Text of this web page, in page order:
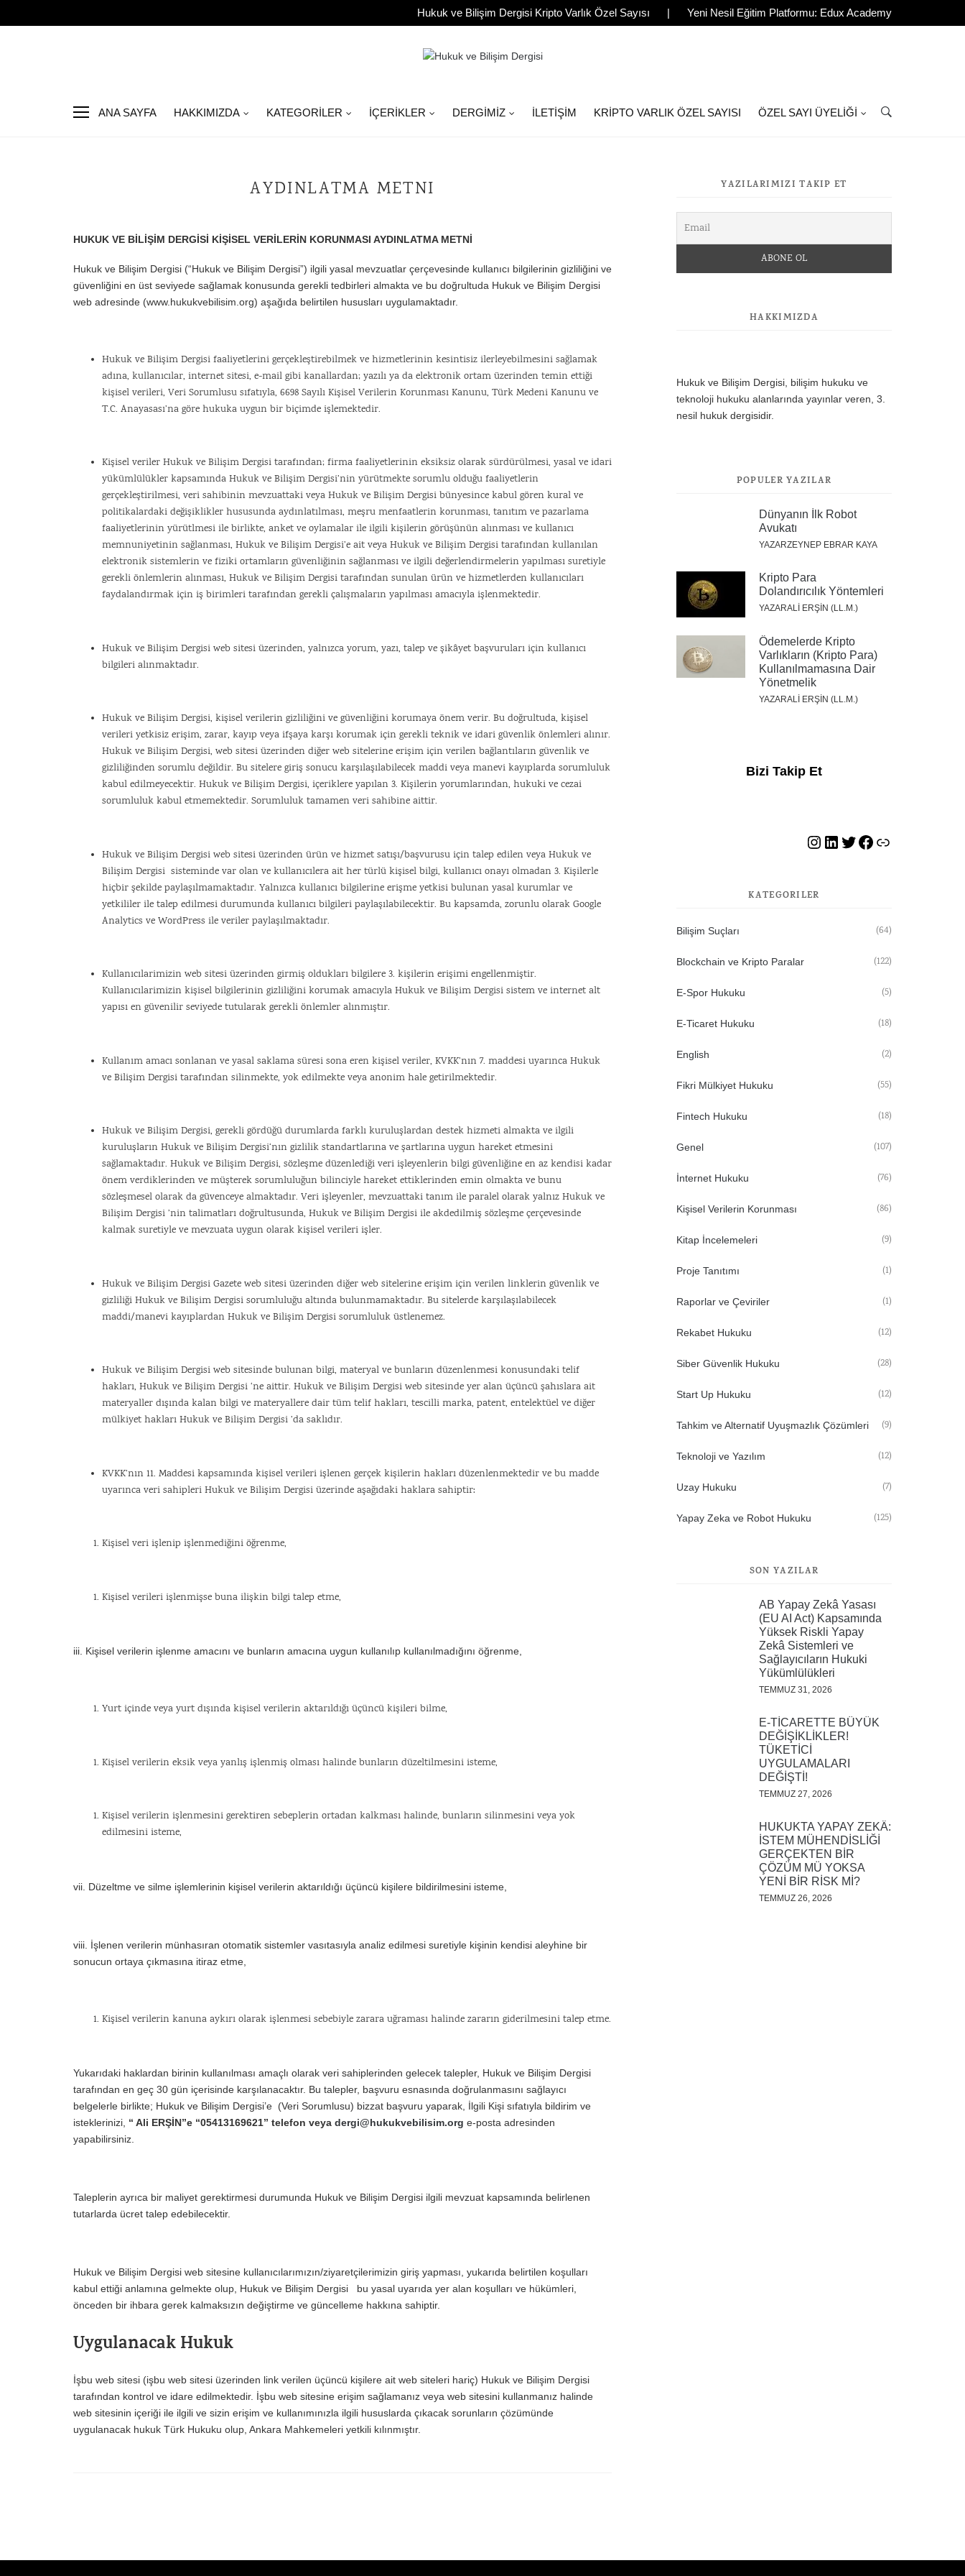
Hukuk ve Bilişim Dergisi Kripto Varlık Özel Sayısı | Yeni Nesil Eğitim Platformu: Edux Academy
ANA SAYFA HAKKIMIZDA KATEGORILER İÇERIKLER DERGIMIZ İLETIŞIM KRIPTO VARLIK ÖZEL SAYISI ÖZEL SAYI ÜYELIĞI
AYDINLATMA METNİ
HUKUK VE BİLİŞİM DERGİSİ KİŞİSEL VERİLERİN KORUNMASI AYDINLATMA METNİ
Hukuk ve Bilişim Dergisi (“Hukuk ve Bilişim Dergisi”) ilgili yasal mevzuatlar çerçevesinde kullanıcı bilgilerinin gizliliğini ve
güvenliğini en üst seviyede sağlamak konusunda gerekli tedbirleri almakta ve bu doğrultuda Hukuk ve Bilişim Dergisi
web adresinde (www.hukukvebilisim.org) aşağıda belirtilen hususları uygulamaktadır.
Hukuk ve Bilişim Dergisi faaliyetlerini gerçekleştirebilmek ve hizmetlerinin kesintisiz ilerleyebilmesini sağlamak
adına, kullanıcılar, internet sitesi, e-mail gibi kanallardan; yazılı ya da elektronik ortam üzerinden temin ettiği
kişisel verileri, Veri Sorumlusu sıfatıyla, 6698 Sayılı Kişisel Verilerin Korunması Kanunu, Türk Medeni Kanunu ve
T.C. Anayasası’na göre hukuka uygun bir biçimde işlemektedir.
Kişisel veriler Hukuk ve Bilişim Dergisi tarafından; firma faaliyetlerinin eksiksiz olarak sürdürülmesi, yasal ve idari
yükümlülükler kapsamında Hukuk ve Bilişim Dergisi’nin yürütmekte sorumlu olduğu faaliyetlerin
gerçekleştirilmesi, veri sahibinin mevzuattaki veya Hukuk ve Bilişim Dergisi bünyesince kabul gören kural ve
politikalardaki değişiklikler hususunda aydınlatılması, meşru menfaatlerin korunması, tanıtım ve pazarlama
faaliyetlerinin yürütlmesi ile birlikte, anket ve oylamalar ile ilgili kişilerin görüşünün alınması ve kullanıcı
memnuniyetinin sağlanması, Hukuk ve Bilişim Dergisi’e ait veya Hukuk ve Bilişim Dergisi tarafından kullanılan
elektronik sistemlerin ve fiziki ortamların güvenliğinin sağlanması ve ilgili değerlendirmelerin yapılması suretiyle
gerekli önlemlerin alınması, Hukuk ve Bilişim Dergisi tarafından sunulan ürün ve hizmetlerden kullanıcıları
faydalandırmak için iş birimleri tarafından gerekli çalışmaların yapılması amacıyla işlenmektedir.
Hukuk ve Bilişim Dergisi web sitesi üzerinden, yalnızca yorum, yazı, talep ve şikâyet başvuruları için kullanıcı
bilgileri alınmaktadır.
Hukuk ve Bilişim Dergisi, kişisel verilerin gizliliğini ve güvenliğini korumaya önem verir. Bu doğrultuda, kişisel
verileri yetkisiz erişim, zarar, kayıp veya ifşaya karşı korumak için gerekli teknik ve idari güvenlik önlemleri alınır.
Hukuk ve Bilişim Dergisi, web sitesi üzerinden diğer web sitelerine erişim için verilen bağlantıların güvenlik ve
gizliliğinden sorumlu değildir. Bu sitelere giriş sonucu karşılaşılabilecek maddi veya manevi kayıplarda sorumluluk
kabul edilmeyecektir. Hukuk ve Bilişim Dergisi, içeriklere yapılan 3. Kişilerin yorumlarından, hukuki ve cezai
sorumluluk kabul etmemektedir. Sorumluluk tamamen veri sahibine aittir.
Hukuk ve Bilişim Dergisi web sitesi üzerinden ürün ve hizmet satışı/başvurusu için talep edilen veya Hukuk ve
Bilişim Dergisi sisteminde var olan ve kullanıcılera ait her türlü kişisel bilgi, kullanıcı onayı olmadan 3. Kişilerle
hiçbir şekilde paylaşılmamaktadır. Yalnızca kullanıcı bilgilerine erişme yetkisi bulunan yasal kurumlar ve
yetkililer ile talep edilmesi durumunda kullanıcı bilgileri paylaşılabilecektir. Bu kapsamda, zorunlu olarak Google
Analytics ve WordPress ile veriler paylaşılmaktadır.
Kullanıcılarimizin web sitesi üzerinden girmiş oldukları bilgilere 3. kişilerin erişimi engellenmiştir.
Kullanıcılarimizin kişisel bilgilerinin gizliliğini korumak amacıyla Hukuk ve Bilişim Dergisi sistem ve internet alt
yapısı en güvenilir seviyede tutularak gerekli önlemler alınmıştır.
Kullanım amacı sonlanan ve yasal saklama süresi sona eren kişisel veriler, KVKK’nın 7. maddesi uyarınca Hukuk
ve Bilişim Dergisi tarafından silinmekte, yok edilmekte veya anonim hale getirilmektedir.
Hukuk ve Bilişim Dergisi, gerekli gördüğü durumlarda farklı kuruluşlardan destek hizmeti almakta ve ilgili
kuruluşların Hukuk ve Bilişim Dergisi‘nın gizlilik standartlarına ve şartlarına uygun hareket etmesini
sağlamaktadır. Hukuk ve Bilişim Dergisi, sözleşme düzenlediği veri işleyenlerin bilgi güvenliğine en az kendisi kadar
önem verdiklerinden ve müşterek sorumluluğun bilinciyle hareket ettiklerinden emin olmakta ve bunu
sözleşmesel olarak da güvenceye almaktadır. Veri işleyenler, mevzuattaki tanım ile paralel olarak yalnız Hukuk ve
Bilişim Dergisi ’nin talimatları doğrultusunda, Hukuk ve Bilişim Dergisi ile akdedilmiş sözleşme çerçevesinde
kalmak suretiyle ve mevzuata uygun olarak kişisel verileri işler.
Hukuk ve Bilişim Dergisi Gazete web sitesi üzerinden diğer web sitelerine erişim için verilen linklerin güvenlik ve
gizliliği Hukuk ve Bilişim Dergisi sorumluluğu altında bulunmamaktadır. Bu sitelerde karşılaşılabilecek
maddi/manevi kayıplardan Hukuk ve Bilişim Dergisi sorumluluk üstlenemez.
Hukuk ve Bilişim Dergisi web sitesinde bulunan bilgi, materyal ve bunların düzenlenmesi konusundaki telif
hakları, Hukuk ve Bilişim Dergisi ‘ne aittir. Hukuk ve Bilişim Dergisi web sitesinde yer alan üçüncü şahıslara ait
materyaller dışında kalan bilgi ve materyallere dair tüm telif hakları, tescilli marka, patent, entelektüel ve diğer
mülkiyet hakları Hukuk ve Bilişim Dergisi ’da saklıdır.
KVKK’nın 11. Maddesi kapsamında kişisel verileri işlenen gerçek kişilerin hakları düzenlenmektedir ve bu madde
uyarınca veri sahipleri Hukuk ve Bilişim Dergisi üzerinde aşağıdaki haklara sahiptir:
Kişisel veri işlenip işlenmediğini öğrenme,
Kişisel verileri işlenmişse buna ilişkin bilgi talep etme,
iii. Kişisel verilerin işlenme amacını ve bunların amacına uygun kullanılıp kullanılmadığını öğrenme,
Yurt içinde veya yurt dışında kişisel verilerin aktarıldığı üçüncü kişileri bilme,
Kişisel verilerin eksik veya yanlış işlenmiş olması halinde bunların düzeltilmesini isteme,
Kişisel verilerin işlenmesini gerektiren sebeplerin ortadan kalkması halinde, bunların silinmesini veya yok
edilmesini isteme,
vii. Düzeltme ve silme işlemlerinin kişisel verilerin aktarıldığı üçüncü kişilere bildirilmesini isteme,
viii. İşlenen verilerin münhasıran otomatik sistemler vasıtasıyla analiz edilmesi suretiyle kişinin kendisi aleyhine bir
sonucun ortaya çıkmasına itiraz etme,
Kişisel verilerin kanuna aykırı olarak işlenmesi sebebiyle zarara uğraması halinde zararın giderilmesini talep etme.
Yukarıdaki haklardan birinin kullanılması amaçlı olarak veri sahiplerinden gelecek talepler, Hukuk ve Bilişim Dergisi
tarafından en geç 30 gün içerisinde karşılanacaktır. Bu talepler, başvuru esnasında doğrulanmasını sağlayıcı
belgelerle birlikte; Hukuk ve Bilişim Dergisi’e (Veri Sorumlusu) bizzat başvuru yaparak, İlgili Kişi sıfatıyla bildirim ve
isteklerinizi, “ Ali ERŞİN”e “05413169621” telefon veya dergi@hukukvebilisim.org e-posta adresinden
yapabilirsiniz.
Taleplerin ayrıca bir maliyet gerektirmesi durumunda Hukuk ve Bilişim Dergisi ilgili mevzuat kapsamında belirlenen
tutarlarda ücret talep edebilecektir.
Hukuk ve Bilişim Dergisi web sitesine kullanıcılarımızın/ziyaretçilerimizin giriş yapması, yukarıda belirtilen koşulları
kabul ettiği anlamına gelmekte olup, Hukuk ve Bilişim Dergisi bu yasal uyarıda yer alan koşulları ve hükümleri,
önceden bir ihbara gerek kalmaksızın değiştirme ve güncelleme hakkına sahiptir.
Uygulanacak Hukuk
İşbu web sitesi (işbu web sitesi üzerinden link verilen üçüncü kişilere ait web siteleri hariç) Hukuk ve Bilişim Dergisi
tarafından kontrol ve idare edilmektedir. İşbu web sitesine erişim sağlamanız veya web sitesini kullanmanız halinde
web sitesinin içeriği ile ilgili ve sizin erişim ve kullanımınızla ilgili hususlarda çıkacak sorunların çözümünde
uygulanacak hukuk Türk Hukuku olup, Ankara Mahkemeleri yetkili kılınmıştır.
YAZILARIMIZI TAKIP ET
HAKKIMIZDA
Hukuk ve Bilişim Dergisi, bilişim hukuku ve
teknoloji hukuku alanlarında yayınlar veren, 3.
nesil hukuk dergisidir.
POPÜLER YAZILAR
Dünyanın İlk Robot
Avukatı
YAZARZEYNEP EBRAR KAYA
Kripto Para
Dolandırıcılık Yöntemleri
YAZARALI ERŞİN (LL.M.)
Ödemelerde Kripto
Varlıkların (Kripto Para)
Kullanılmamasına Dair
Yönetmelik
YAZARALI ERŞİN (LL.M.)
Bizi Takip Et
Instagram
LinkedIn
Twitter
Facebook
HvB WhatsApp Grubu
KATEGORILER
Bilişim Suçları (64)
Blockchain ve Kripto Paralar (122)
E-Spor Hukuku (5)
E-Ticaret Hukuku (18)
English (2)
Fikri Mülkiyet Hukuku (55)
Fintech Hukuku (18)
Genel (107)
İnternet Hukuku (76)
Kişisel Verilerin Korunması (86)
Kitap İncelemeleri (9)
Proje Tanıtımı (1)
Raporlar ve Çeviriler (1)
Rekabet Hukuku (12)
Siber Güvenlik Hukuku (28)
Start Up Hukuku (12)
Tahkim ve Alternatif Uyuşmazlık Çözümleri (9)
Teknoloji ve Yazılım (12)
Uzay Hukuku (7)
Yapay Zeka ve Robot Hukuku (125)
SON YAZILAR
AB Yapay Zekâ Yasası
(EU AI Act) Kapsamında
Yüksek Riskli Yapay
Zekâ Sistemleri ve
Sağlayıcıların Hukuki
Yükümlülükleri
TEMMUZ 31, 2026
E-TİCARETTE BÜYÜK
DEĞİŞİKLİKLER!
TÜKETİCİ
UYGULAMALARI
DEĞİŞTİ!
TEMMUZ 27, 2026
HUKUKTA YAPAY ZEKÂ:
İSTEM MÜHENDİSLİĞİ
GERÇEKTEN BİR
ÇÖZÜM MÜ YOKSA
YENİ BİR RİSK Mİ?
TEMMUZ 26, 2026